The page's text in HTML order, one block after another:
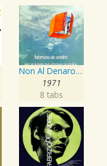
Non Al Denaro, Non All'Amore, Ne Al Cielo
1971
8 tabs